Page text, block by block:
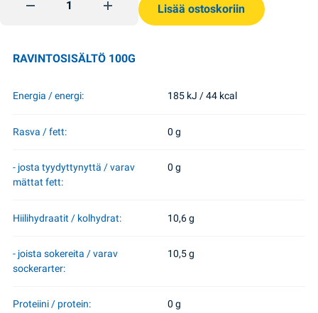
Lisää ostoskoriin
RAVINTOSISÄLTÖ 100G
Energia / energi: 185 kJ / 44 kcal
Rasva / fett: 0 g
- josta tyydyttynyttä / varav
mättat fett:
0 g
Hiilihydraatit / kolhydrat: 10,6 g
- joista sokereita / varav
sockerarter:
10,5 g
Proteiini / protein: 0 g